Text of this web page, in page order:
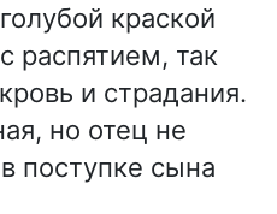
краской
распятием, так
и страдания.
но отец не
поступке сына